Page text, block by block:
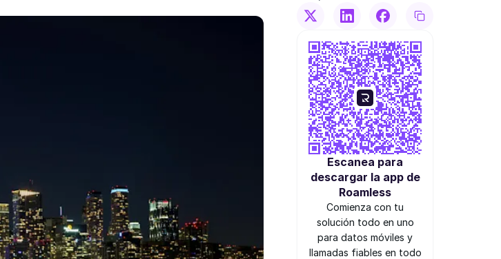
Escanea para
descargar la app de
Roamless
Comienza con tu
solución todo en uno
para datos móviles y
llamadas fiables en todo